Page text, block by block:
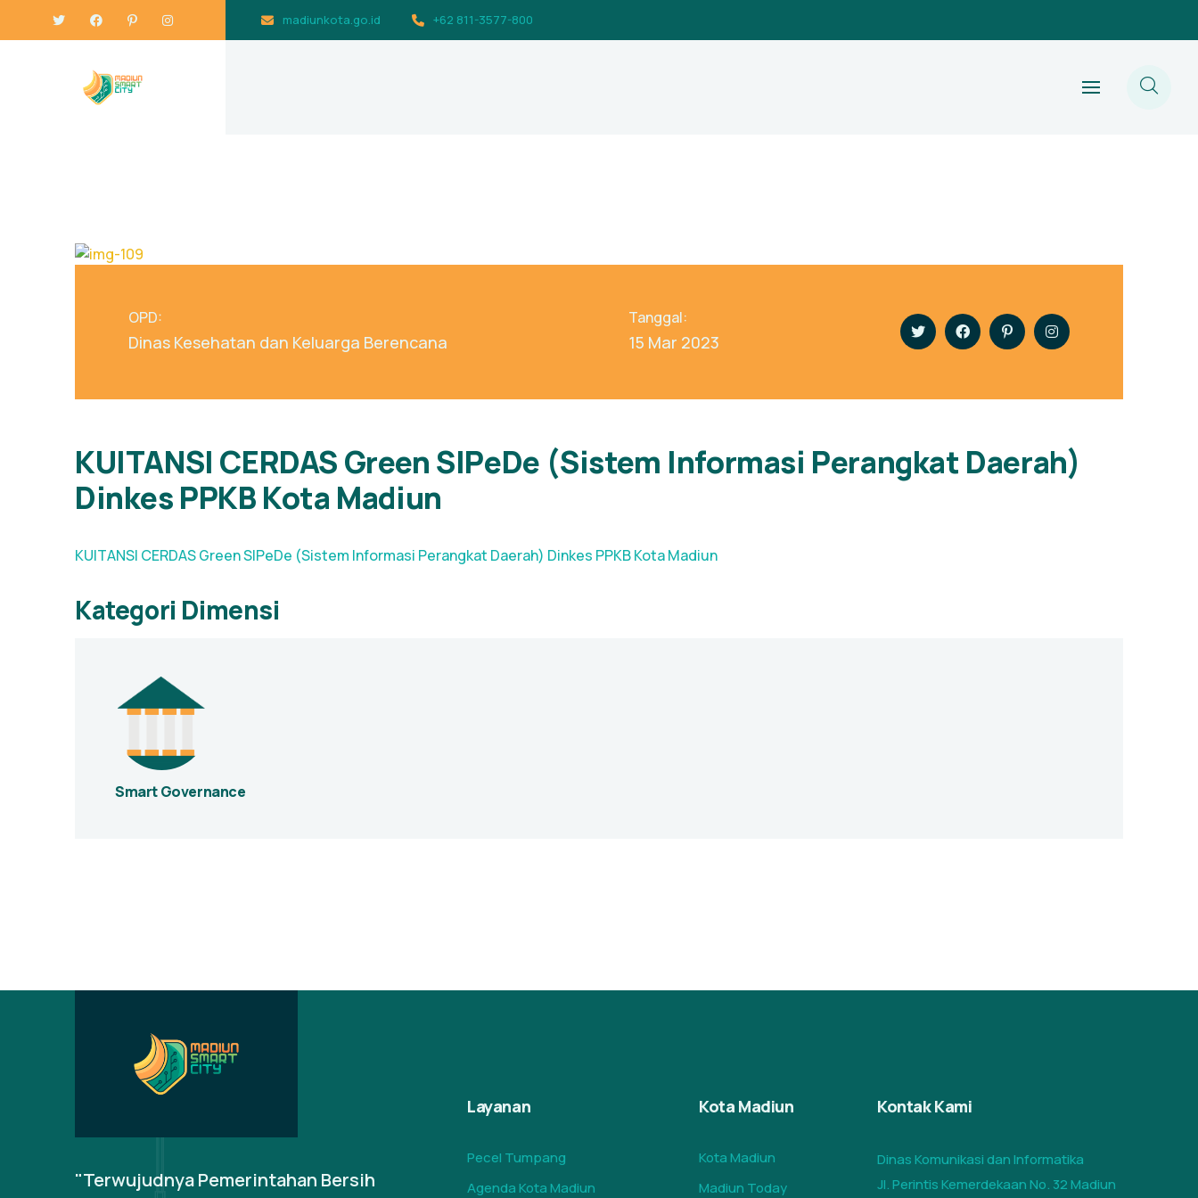
madiunkota.go.id +62 811-3577-800
OPD:
Dinas Kesehatan dan Keluarga Berencana
Tanggal:
15 Mar 2023
KUITANSI CERDAS Green SIPeDe (Sistem Informasi Perangkat Daerah)
Dinkes PPKB Kota Madiun
KUITANSI CERDAS Green SIPeDe (Sistem Informasi Perangkat Daerah) Dinkes PPKB Kota Madiun
Kategori Dimensi
Smart Governance
"Terwujudnya Pemerintahan Bersih
Layanan
Pecel Tumpang
Agenda Kota Madiun
Kota Madiun
Kota Madiun
Madiun Today
Kontak Kami
Dinas Komunikasi dan Informatika
Jl. Perintis Kemerdekaan No. 32 Madiun